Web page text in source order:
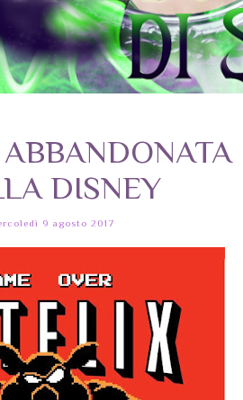
DISNEY
9 agosto 2017